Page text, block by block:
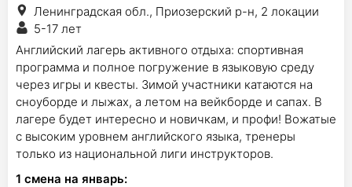
Ленинградская обл., Приозерский р-н, 2 локации
5-17 лет
Английский лагерь активного отдыха: спортивная
программа и полное погружение в языковую среду
через игры и квесты. Зимой участники катаются на
сноуборде и лыжах, а летом на вейкборде и сапах. В
лагере будет интересно и новичкам, и профи! Вожатые
с высоким уровнем английского языка, тренеры
только из национальной лиги инструкторов.
1 смена на январь: